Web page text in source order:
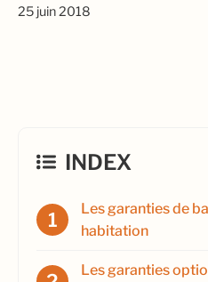
25 juin 2018
INDEX
Les garanties de
habitation
Les garanties